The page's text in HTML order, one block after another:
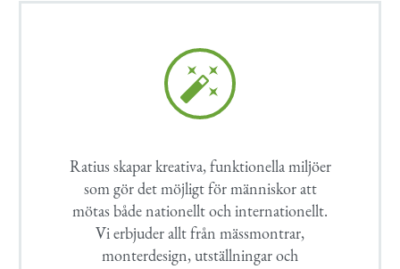


Ratius skapar kreativa, funktionella miljöer
som gör det möjligt för människor att
mötas både nationellt och internationellt.
Vi erbjuder allt från mässmontrar,
monterdesign, utställningar och